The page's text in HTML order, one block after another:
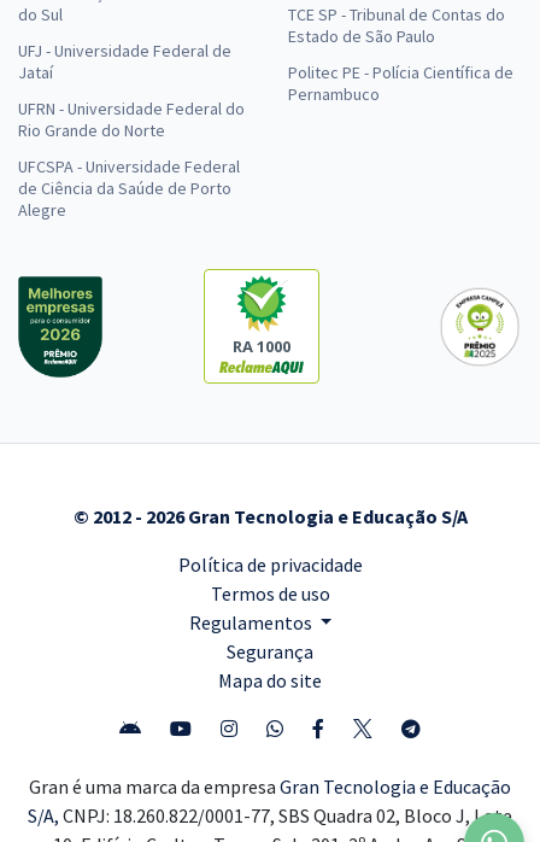
do Sul
UFJ - Universidade Federal de
Jataí
UFRN - Universidade Federal do
Rio Grande do Norte
UFCSPA - Universidade Federal
de Ciência da Saúde de Porto
Alegre
TCE SP - Tribunal de Contas do
Estado de São Paulo
Politec PE - Polícia Científica de
Pernambuco
RA 1000
© 2012 - 2026 Gran Tecnologia e Educação S/A
Política de privacidade
Termos de uso
Regulamentos
Segurança
Mapa do site
Gran é uma marca da empresa Gran Tecnologia e Educação
S/A, CNPJ: 18.260.822/0001-77, SBS Quadra 02, Bloco J, Lote